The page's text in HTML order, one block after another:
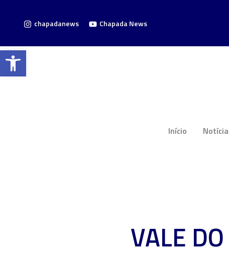
chapadanews Chapada News
Início
VALE
Barra de Ferramentas Aberta